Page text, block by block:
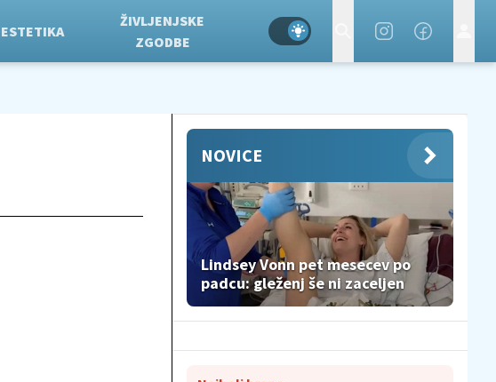
ESTETIKA
ŽIVLJENJSKE
ZGODBE
NOVICE
Lindsey Vonn pet mesecev po
padcu: gleženj še ni zaceljen